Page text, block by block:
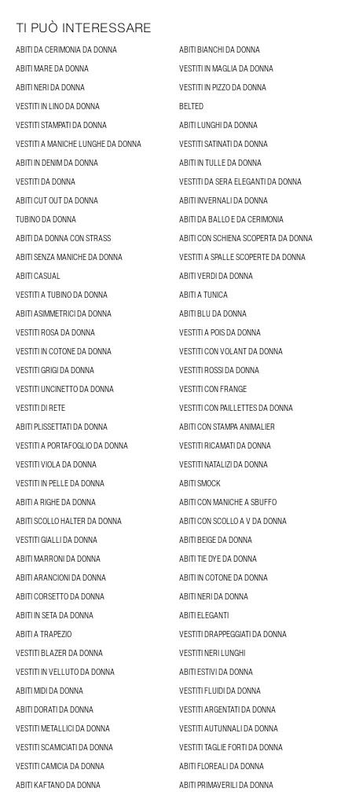
TI PUÒ INTERESSARE
ABITI DA CERIMONIA DA DONNA
ABITI BIANCHI DA DONNA
ABITI MARE DA DONNA
VESTITI IN MAGLIA DA DONNA
ABITI NERI DA DONNA
VESTITI IN PIZZO DA DONNA
VESTITI IN LINO DA DONNA
BELTED
VESTITI STAMPATI DA DONNA
ABITI LUNGHI DA DONNA
VESTITI A MANICHE LUNGHE DA DONNA
VESTITI SATINATI DA DONNA
ABITI IN DENIM DA DONNA
ABITI IN TULLE DA DONNA
VESTITI DA DONNA
VESTITI DA SERA ELEGANTI DA DONNA
ABITI CUT OUT DA DONNA
ABITI INVERNALI DA DONNA
TUBINO DA DONNA
ABITI DA BALLO E DA CERIMONIA
ABITI DA DONNA CON STRASS
ABITI CON SCHIENA SCOPERTA DA DONNA
ABITI SENZA MANICHE DA DONNA
VESTITI A SPALLE SCOPERTE DA DONNA
ABITI CASUAL
ABITI VERDI DA DONNA
VESTITI A TUBINO DA DONNA
ABITI A TUNICA
ABITI ASIMMETRICI DA DONNA
ABITI BLU DA DONNA
VESTITI ROSA DA DONNA
VESTITI A POIS DA DONNA
VESTITI IN COTONE DA DONNA
VESTITI CON VOLANT DA DONNA
VESTITI GRIGI DA DONNA
VESTITI ROSSI DA DONNA
VESTITI UNCINETTO DA DONNA
VESTITI CON FRANGE
VESTITI DI RETE
VESTITI CON PAILLETTES DA DONNA
ABITI PLISSETTATI DA DONNA
ABITI CON STAMPA ANIMALIER
VESTITI A PORTAFOGLIO DA DONNA
VESTITI RICAMATI DA DONNA
VESTITI VIOLA DA DONNA
VESTITI NATALIZI DA DONNA
VESTITI IN PELLE DA DONNA
ABITI SMOCK
ABITI A RIGHE DA DONNA
ABITI CON MANICHE A SBUFFO
ABITI SCOLLO HALTER DA DONNA
ABITI CON SCOLLO A V DA DONNA
VESTITI GIALLI DA DONNA
ABITI BEIGE DA DONNA
ABITI MARRONI DA DONNA
ABITI TIE DYE DA DONNA
ABITI ARANCIONI DA DONNA
ABITI IN COTONE DA DONNA
ABITI CORSETTO DA DONNA
ABITI NERI DA DONNA
ABITI IN SETA DA DONNA
ABITI ELEGANTI
ABITI A TRAPEZIO
VESTITI DRAPPEGGIATI DA DONNA
VESTITI BLAZER DA DONNA
VESTITI NERI LUNGHI
VESTITI IN VELLUTO DA DONNA
ABITI ESTIVI DA DONNA
ABITI MIDI DA DONNA
VESTITI FLUIDI DA DONNA
ABITI DORATI DA DONNA
VESTITI ARGENTATI DA DONNA
VESTITI METALLICI DA DONNA
VESTITI AUTUNNALI DA DONNA
VESTITI SCAMICIATI DA DONNA
VESTITI TAGLIE FORTI DA DONNA
VESTITI CAMICIA DA DONNA
ABITI FLOREALI DA DONNA
ABITI KAFTANO DA DONNA
ABITI PRIMAVERILI DA DONNA